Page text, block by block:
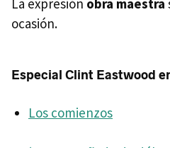
ocasión.
Especial Clint Eastwood
Los comienzos